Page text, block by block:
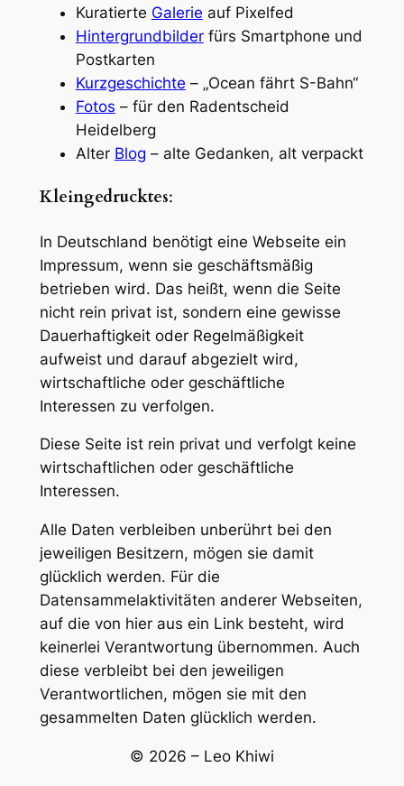
Kuratierte Galerie auf Pixelfed
Hintergrundbilderfürs Smartphone und
Postkarten
Kurzgeschichte – „Ocean fährt S-Bahn“
Fotos – für den Radentscheid
Heidelberg
Alter Blog – alte Gedanken, alt verpackt
Kleingedrucktes:
In Deutschland benötigt eine Webseite ein
Impressum, wenn sie geschäftsmäßig
betrieben wird. Das heißt, wenn die Seite
nicht rein privat ist, sondern eine gewisse
Dauerhaftigkeit oder Regelmäßigkeit
aufweist und darauf abgezielt wird,
wirtschaftliche oder geschäftliche
Interessen zu verfolgen.
Diese Seite ist rein privat und verfolgt keine
wirtschaftlichen oder geschäftliche
Interessen.
Alle Daten verbleiben unberührt bei den
jeweiligen Besitzern, mögen sie damit
glücklich werden. Für die
Datensammelaktivitäten anderer Webseiten,
auf die von hier aus ein Link besteht, wird
keinerlei Verantwortung übernommen. Auch
diese verbleibt bei den jeweiligen
Verantwortlichen, mögen sie mit den
gesammelten Daten glücklich werden.
© 2026 – Leo Khiwi